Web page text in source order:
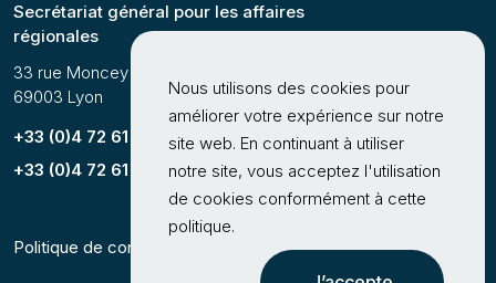
Secrétariat général pour les affaires
régionales
33 rue Moncey
69003 Lyon
+33 (0)4 72 61 63 25
+33 (0)4 72 61 62 89
Politique de confidentialité
Nous utilisons des cookies pour
améliorer votre expérience sur notre
site web. En continuant à utiliser
notre site, vous acceptez l'utilisation
de cookies conformément à cette
politique.